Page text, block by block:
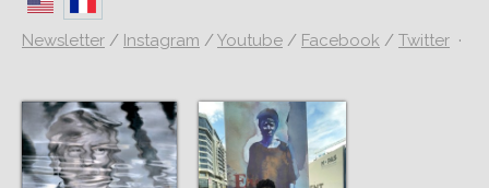
Newsletter / Instagram /Youtube / Facebook / Twitter ·